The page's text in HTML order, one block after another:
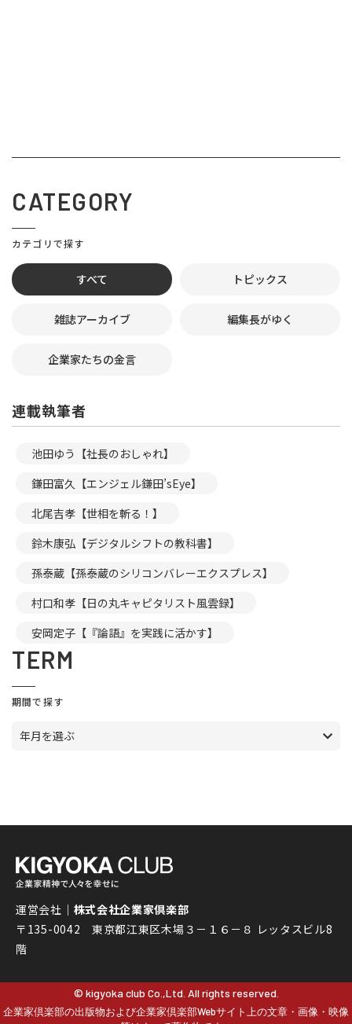
CATEGORY
カテゴリで探す
すべて トピックス
雑誌アーカイブ 編集長がゆく
企業家たちの金言
連載執筆者
池田ゆう【社長のおしゃれ】
鎌田富久【エンジェル鎌田’sEye】
北尾吉孝【世相を斬る！】
鈴木康弘【デジタルシフトの教科書】
孫泰蔵【孫泰蔵のシリコンバレーエクスプレス】
村口和孝【日の丸キャピタリスト風雲録】
安岡定子【『論語』を実践に活かす】
TERM
期間で探す
年月を選ぶ
運営会社｜ 株式会社企業家倶楽部
〒135-0042 東京都江東区木場３－１６－８ レッタスビル8
階
© kigyoka club Co.,Ltd. All rights reserved.
企業家倶楽部の出版物および企業家倶楽部Webサイト上の文章・画像・映像